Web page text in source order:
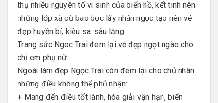
thụ nhiều nguyên tố vi sinh của biển hồ, kết tinh nên
những lớp xà cừ bao bọc lấy nhân ngọc tạo nên vẻ
đẹp huyền bí, kiêu sa, sâu lắng.
Trang sức Ngoc Trai đem lại vẻ đẹp ngọt ngào cho
chị em phụ nữ.
Ngoài làm đẹp Ngọc Trai còn đem lại cho chủ nhân
những điều không thể phủ nhận:
+ Mang đến điều tốt lành, hóa giải vận hạn, biến